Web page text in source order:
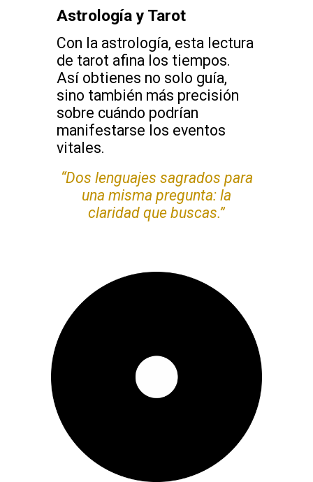
Astrología y Tarot
Con la astrología, esta lectura
de tarot afina los tiempos.
Así obtienes no solo guía,
sino también más precisión
sobre cuándo podrían
manifestarse los eventos
vitales.
“Dos lenguajes sagrados para
una misma pregunta: la
claridad que buscas.”